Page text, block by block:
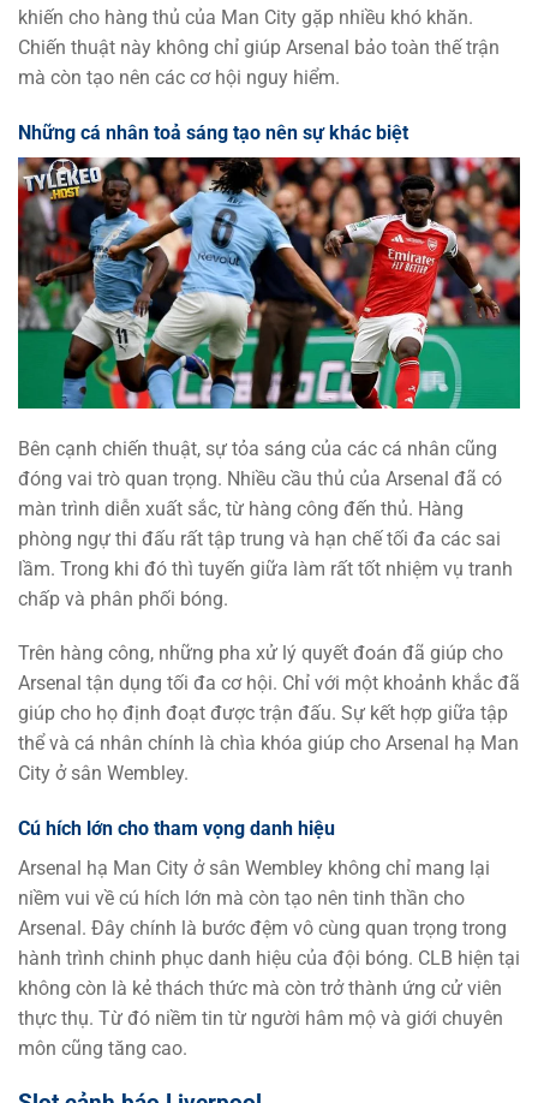
khiến cho hàng thủ của Man City gặp nhiều khó khăn.
Chiến thuật này không chỉ giúp Arsenal bảo toàn thế trận
mà còn tạo nên các cơ hội nguy hiểm.
Những cá nhân toả sáng tạo nên sự khác biệt
Bên cạnh chiến thuật, sự tỏa sáng của các cá nhân cũng
đóng vai trò quan trọng. Nhiều cầu thủ của Arsenal đã có
màn trình diễn xuất sắc, từ hàng công đến thủ. Hàng
phòng ngự thi đấu rất tập trung và hạn chế tối đa các sai
lầm. Trong khi đó thì tuyến giữa làm rất tốt nhiệm vụ tranh
chấp và phân phối bóng.
Trên hàng công, những pha xử lý quyết đoán đã giúp cho
Arsenal tận dụng tối đa cơ hội. Chỉ với một khoảnh khắc đã
giúp cho họ định đoạt được trận đấu. Sự kết hợp giữa tập
thể và cá nhân chính là chìa khóa giúp cho Arsenal hạ Man
City ở sân Wembley.
Cú hích lớn cho tham vọng danh hiệu
Arsenal hạ Man City ở sân Wembley không chỉ mang lại
niềm vui về cú hích lớn mà còn tạo nên tinh thần cho
Arsenal. Đây chính là bước đệm vô cùng quan trọng trong
hành trình chinh phục danh hiệu của đội bóng. CLB hiện tại
không còn là kẻ thách thức mà còn trở thành ứng cử viên
thực thụ. Từ đó niềm tin từ người hâm mộ và giới chuyên
môn cũng tăng cao.